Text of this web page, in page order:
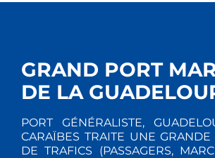
GRAND PORT
DE LA
PORT GÉNÉRALISTE,
CARAÏBES TRAITE UNE GRANDE
DE TRAFICS (PASSAGERS,